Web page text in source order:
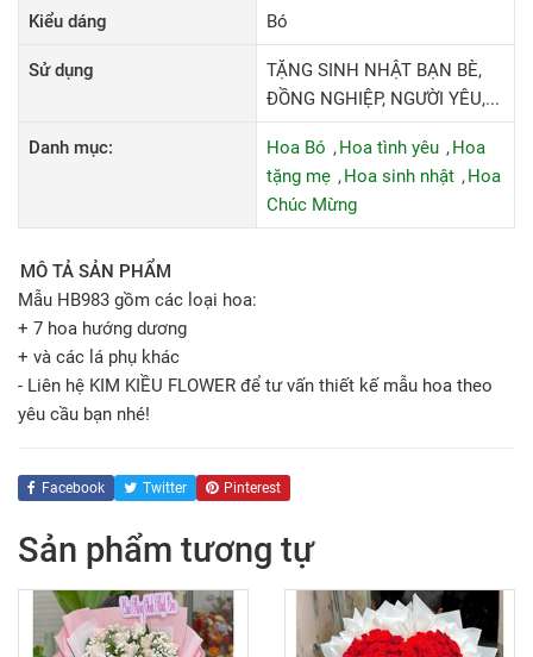
Kiểu dáng Bó
Sử dụng
TẶNG SINH NHẬT BẠN BÈ,
ĐỒNG NGHIỆP, NGƯỜI YÊU,...
Danh mục: Hoa Bó Hoa tình yêu
Hoa
tặng mẹ
Hoa sinh nhật
Hoa
Chúc Mừng
MÔ TẢ SẢN PHẨM
Mẫu HB983 gồm các loại hoa:
+ 7 hoa hướng dương
+ và các lá phụ khác
- Liên hệ KIM KIỀU FLOWER để tư vấn thiết kế mẫu hoa theo
yêu cầu bạn nhé!
Facebook Twitter Pinterest
Sản phẩm tương tự